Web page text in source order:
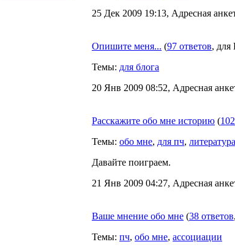
25 Дек 2009 19:13, Адресная
Опишите меня... (97 ответов,
Темы: для блога
20 Янв 2009 08:52, Адресная
Расскажите обо мне историю (
Темы: обо мне, для пч, литература
Давайте поиграем.
21 Янв 2009 04:27, Адресная
Ваше мнение обо мне (38 ответов
Темы: пч, обо мне, ассоциации